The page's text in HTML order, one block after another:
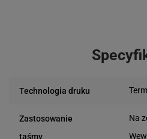
Technologia druku
Zastosowanie
taśmy
Na